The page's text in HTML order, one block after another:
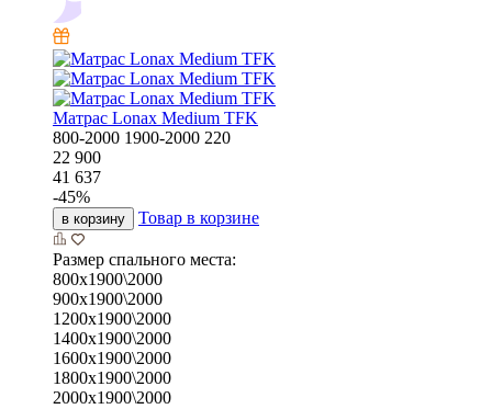
Матрас Lonax Medium TFK
800-2000 1900-2000 220
22 900
41 637
-45%
в корзину Товар в корзине
Размер спального места:
800х1900\2000
900х1900\2000
1200х1900\2000
1400х1900\2000
1600х1900\2000
1800х1900\2000
2000х1900\2000